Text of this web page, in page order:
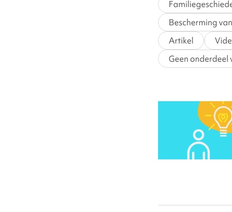
Bescherming
Artikel
Geen onderdeel